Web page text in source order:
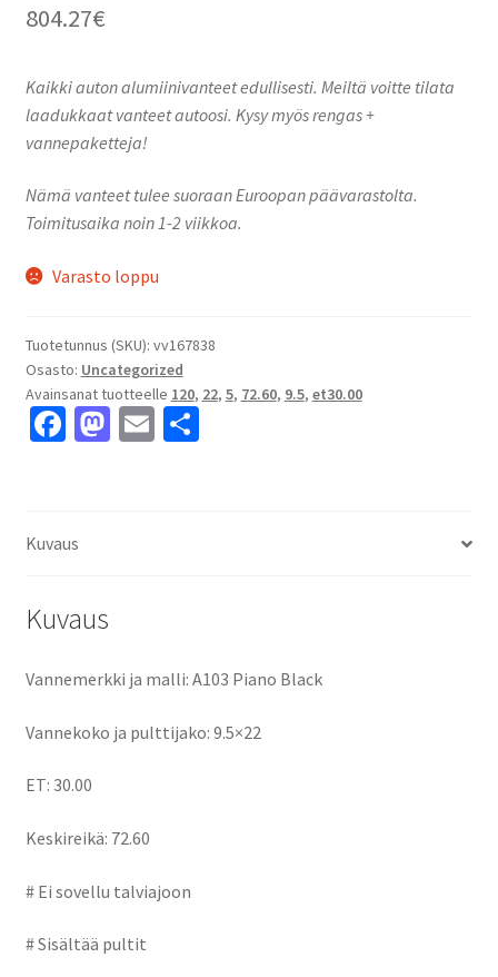
804.27€
Kaikki auton alumiinivanteet edullisesti. Meiltä voitte tilata
laadukkaat vanteet autoosi. Kysy myös rengas +
vannepaketteja!
Nämä vanteet tulee suoraan Euroopan päävarastolta.
Toimitusaika noin 1-2 viikkoa.
Varasto loppu
Tuotetunnus (SKU): vv167838
Osasto: Uncategorized
Avainsanat tuotteelle 120, 22, 5, 72.60, 9.5, et30.00
Fa
o
M E S
Kuvaus
Kuvaus
Vannemerkki ja malli: A103 Piano Black
Vannekoko ja pulttijako: 9.5×22
ET: 30.00
Keskireikä: 72.60
# Ei sovellu talviajoon
# Sisältää pultit